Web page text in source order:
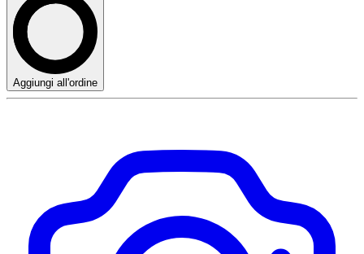
Aggiungi all'ordine